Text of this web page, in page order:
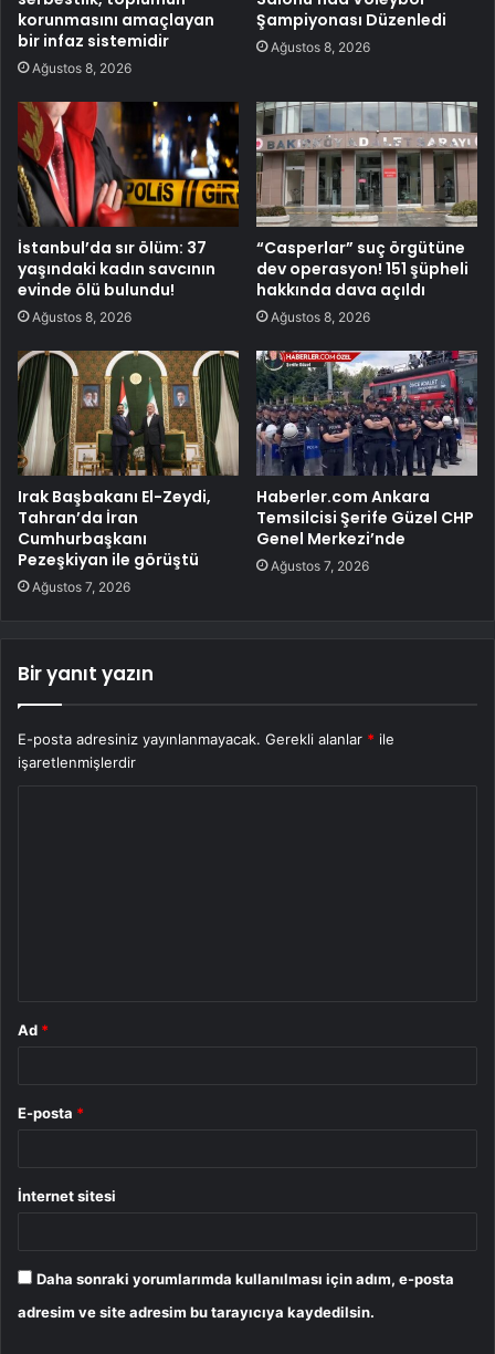
korunmasını amaçlayan
bir infaz sistemidir
Ağustos 8, 2026
Şampiyonası Düzenledi
Ağustos 8, 2026
İstanbul’da sır ölüm: 37
yaşındaki kadın savcının
evinde ölü bulundu!
Ağustos 8, 2026
“Casperlar” suç örgütüne
dev operasyon! 151 şüpheli
hakkında dava açıldı
Ağustos 8, 2026
Irak Başbakanı El-Zeydi,
Tahran’da İran
Cumhurbaşkanı
Pezeşkiyan ile görüştü
Ağustos 7, 2026
Haberler.com Ankara
Temsilcisi Şerife Güzel CHP
Genel Merkezi’nde
Ağustos 7, 2026
Bir yanıt yazın
E-posta adresiniz yayınlanmayacak. Gerekli alanlar * ile
işaretlenmişlerdir
Ad *
E-posta *
İnternet sitesi
Daha sonraki yorumlarımda kullanılması için adım, e-posta
adresim ve site adresim bu tarayıcıya kaydedilsin.